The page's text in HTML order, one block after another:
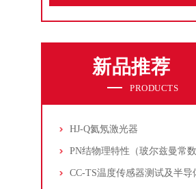
新品推荐
PRODUCTS
HJ-Q氦氖激光器